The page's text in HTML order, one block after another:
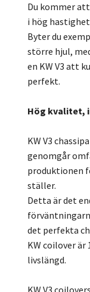
Du kommer
i hög
Byter du
större hjul,
en KW V3 att
perfekt.
Hög kvalitet,
KW V3
genomgår
produktionen
ställer.
Detta är det
det perfekta
KW coilover är
livslängd.